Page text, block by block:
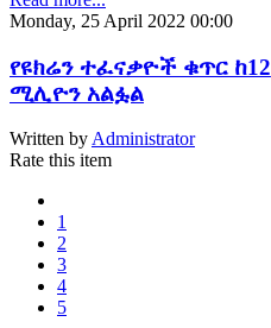
Monday, 25 April 2022 00:00
የዩክሬን ተፈናቃዮች ቁጥር ከ12
ሚሊዮን አልፏል
Written byAdministrator
Rate this item
1
2
3
4
5